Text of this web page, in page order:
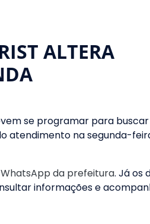
ALTERA
se programar para
atendimento na segunda-
WhatsApp da prefeitura. Já os
informações e